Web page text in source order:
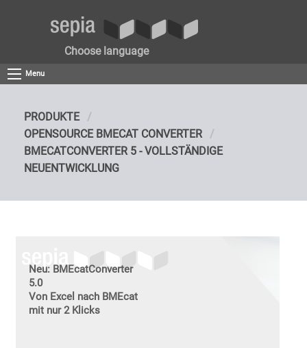
Choose language
Menu
PRODUKTE
OPENSOURCE BMECAT CONVERTER
BMECATCONVERTER 5 - VOLLSTÄNDIGE
NEUENTWICKLUNG
Neu: BMEcatConverter
5.0
Von Excel nach BMEcat
mit nur 2 Klicks